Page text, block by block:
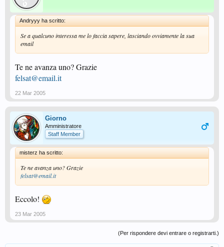
Andryyy ha scritto:
Se a qualcuno interessa me lo faccia sapere, lasciando ovviamente la sua
email
Te ne avanza uno? Grazie
felsat@email.it
22 Mar 2005
Giorno
Amministratore
Staff Member
misterz ha scritto:
Te ne avanza uno? Grazie
felsat@email.it
Eccolo!
23 Mar 2005
(Per rispondere devi entrare o registrarti.)